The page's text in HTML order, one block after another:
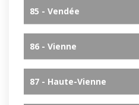
85 - Vendée
86 - Vienne
87 - Haute-Vienne